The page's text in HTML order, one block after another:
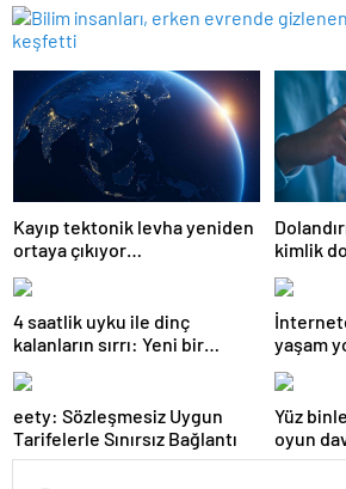
Kayıp tektonik levha yeniden
ortaya çıkıyor…
kimlik
4 saatlik uyku ile dinç
kalanların sırrı: Yeni bir
genetik mutasyon keşfedildi
yaşam
eety: Sözleşmesiz Uygun
Tarifelerle Sınırsız Bağlantı
Yüz
oyun